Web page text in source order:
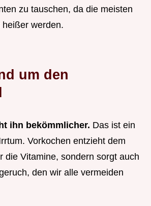
zu tauschen, da die meisten
werden.
um den
ihn bekömmlicher. Das ist ein
Vorkochen entzieht dem
die Vitamine, sondern sorgt auch
den wir alle vermeiden